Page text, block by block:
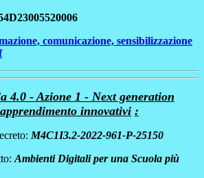
comunicazione, sensibilizzazione
4.0 - Azione 1 - Next generation
innovativi :
M4C1I3.2-2022-961-P-25150
Ambienti Digitali per una Scuola più